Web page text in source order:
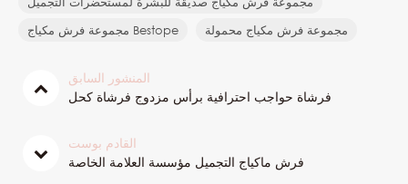
مجموعة فرش مكياج Bestope
مجموعة فرش مكياج محمولة
المنشور السابق
فرشاة حواجب احترافية برأس مزدوج فرشاة كحل
القادم بوست
فرش ماكياج التجميل مؤسسة العلامة الخاصة